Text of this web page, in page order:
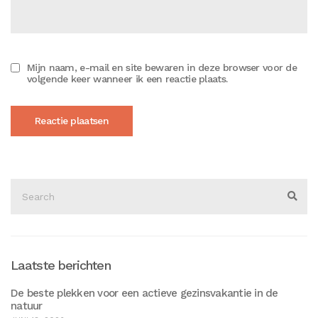
Mijn naam, e-mail en site bewaren in deze browser voor de
volgende keer wanneer ik een reactie plaats.
for:
Laatste berichten
De beste plekken voor een actieve gezinsvakantie in de
natuur